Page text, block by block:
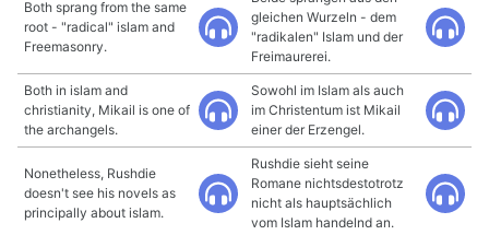
Both sprang from the same
root - "radical" islam and
Freemasonry.
gleichen Wurzeln - dem
"radikalen" Islam und der
Freimaurerei.
Both in islam and
christianity, Mikail is one of
the archangels.
Sowohl im Islam als auch
im Christentum ist Mikail
einer der Erzengel.
Nonetheless, Rushdie
doesn't see his novels as
principally about islam.
Rushdie sieht seine
Romane nichtsdestotrotz
nicht als hauptsächlich
vom Islam handelnd an.